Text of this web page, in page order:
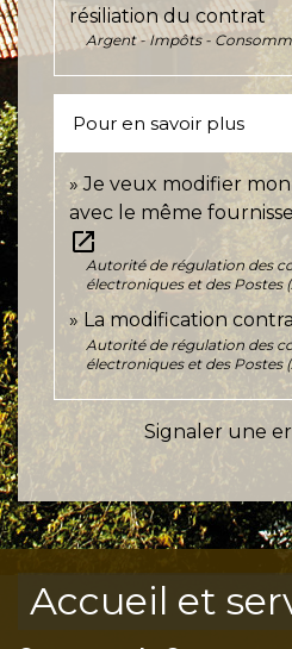
résiliation du contrat
Argent - Impôts -
Pour en savoir plus
Je veux modifier
avec le même
open_in_new
Autorité de régulation des
électroniques et des Postes
La modification
Autorité de régulation des
électroniques et des Postes
Signaler une
Accueil et